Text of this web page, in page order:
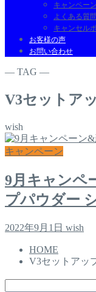
キャンペーン
よくある質問
キャンセル
お客様の声
お問い合わせ
― TAG ―
V3セットア
wish
キャンペーン
9月キャンペ
プパウダー
2022年9月1日 wish
HOME
V3セットアッ